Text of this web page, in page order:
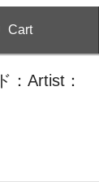
Cart
：Artist：